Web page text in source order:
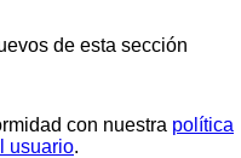
de esta sección
con nuestra política
usuario.